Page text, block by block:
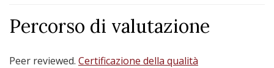
Percorso di valutazione
Peer reviewed. Certificazione della qualità